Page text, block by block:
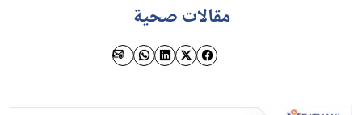
مقالات صحية